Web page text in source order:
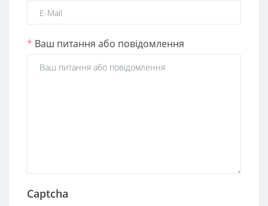
* Ваш питання або повідомлення
Captcha